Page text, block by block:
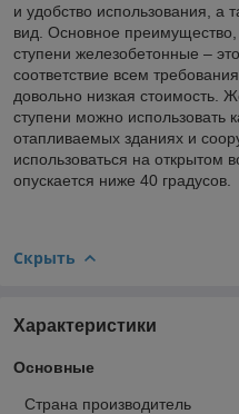
и удобство использования, а
вид. Основное
ступени железобетонные –
соответствие всем
довольно низкая стоимость.
ступени можно использовать
отапливаемых зданиях и
использоваться на открытом
опускается ниже 40 градусов.
Скрыть
Характеристики
Основные
Страна производитель